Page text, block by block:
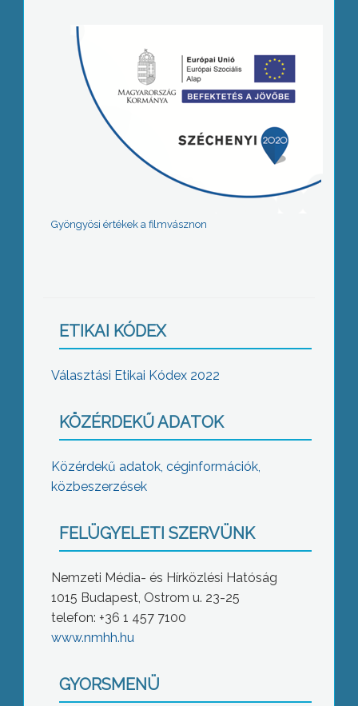
Gyöngyösi értékek a filmvásznon
ETIKAI KÓDEX
Választási Etikai Kódex 2022
KÖZÉRDEKŰ ADATOK
Közérdekű adatok, céginformációk,
közbeszerzések
FELÜGYELETI SZERVÜNK
Nemzeti Média- és Hírközlési Hatóság
1015 Budapest, Ostrom u. 23-25
telefon: +36 1 457 7100
www.nmhh.hu
GYORSMENÜ